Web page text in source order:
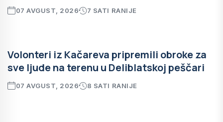
07 AVGUST, 2026 7 SATI RANIJE
Volonteri iz Kačareva pripremili obroke za
sve ljude na terenu u Deliblatskoj peščari
07 AVGUST, 2026 8 SATI RANIJE